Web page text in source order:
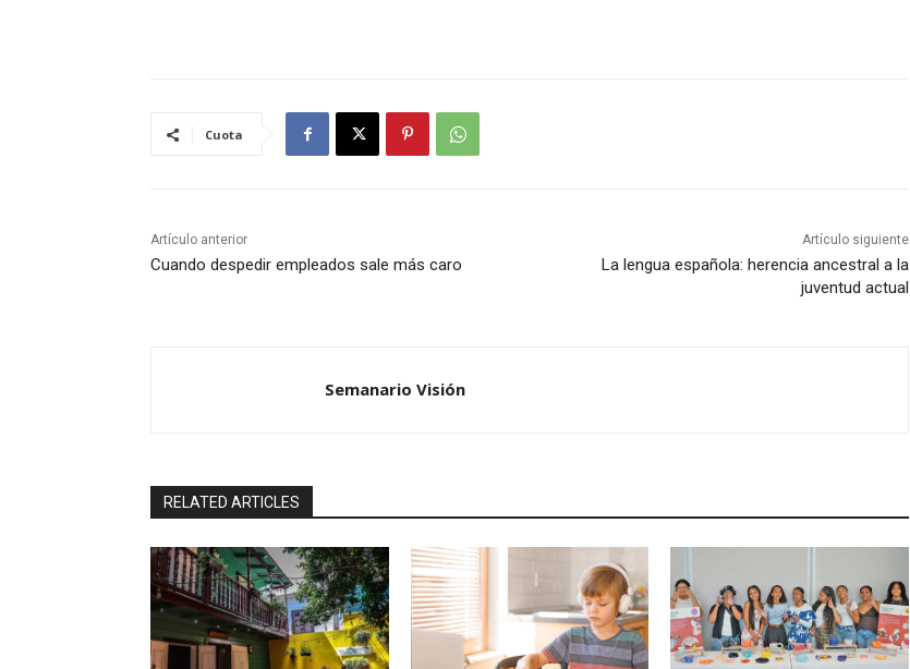
Cuota
Artículo anterior
Cuando despedir empleados sale más caro
Artículo siguiente
La lengua española: herencia ancestral a la
juventud actual
Semanario Visión
RELATED ARTICLES